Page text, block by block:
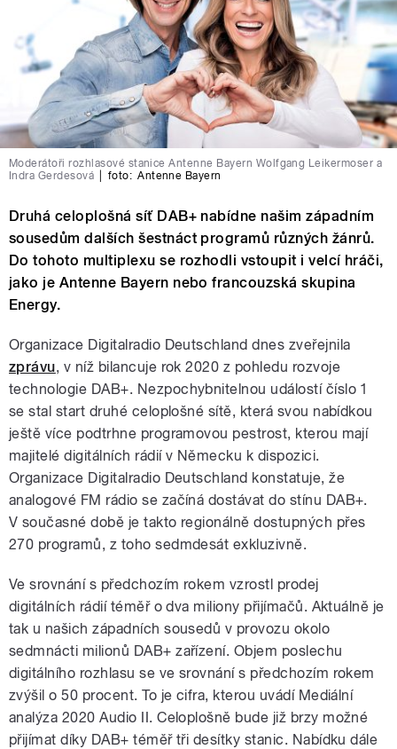
Moderátoři rozhlasové stanice Antenne Bayern Wolfgang Leikermoser a
Indra Gerdesová
foto: Antenne Bayern
Druhá celoplošná síť DAB+ nabídne našim západním
sousedům dalších šestnáct programů různých žánrů.
Do tohoto multiplexu se rozhodli vstoupit i velcí hráči,
jako je Antenne Bayern nebo francouzská skupina
Energy.
Organizace Digitalradio Deutschland dnes zveřejnila
zprávu, v níž bilancuje rok 2020 z pohledu rozvoje
technologie DAB+. Nezpochybnitelnou událostí číslo 1
se stal start druhé celoplošné sítě, která svou nabídkou
ještě více podtrhne programovou pestrost, kterou mají
majitelé digitálních rádií v Německu k dispozici.
Organizace Digitalradio Deutschland konstatuje, že
analogové FM rádio se začíná dostávat do stínu DAB+.
V současné době je takto regionálně dostupných přes
270 programů, z toho sedmdesát exkluzivně.
Ve srovnání s předchozím rokem vzrostl prodej
digitálních rádií téměř o dva miliony přijímačů. Aktuálně je
tak u našich západních sousedů v provozu okolo
sedmnácti milionů DAB+ zařízení. Objem poslechu
digitálního rozhlasu se ve srovnání s předchozím rokem
zvýšil o 50 procent. To je cifra, kterou uvádí Mediální
analýza 2020 Audio II. Celoplošně bude již brzy možné
přijímat díky DAB+ téměř tři desítky stanic. Nabídku dále